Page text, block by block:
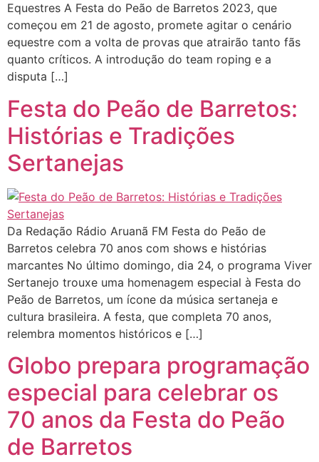
Equestres A Festa do Peão de Barretos 2023, que
começou em 21 de agosto, promete agitar o cenário
equestre com a volta de provas que atrairão tanto fãs
quanto críticos. A introdução do team roping e a
disputa […]
Festa do Peão de Barretos:
Histórias e Tradições
Sertanejas
Da Redação Rádio Aruanã FM Festa do Peão de
Barretos celebra 70 anos com shows e histórias
marcantes No último domingo, dia 24, o programa Viver
Sertanejo trouxe uma homenagem especial à Festa do
Peão de Barretos, um ícone da música sertaneja e
cultura brasileira. A festa, que completa 70 anos,
relembra momentos históricos e […]
Globo prepara programação
especial para celebrar os
70 anos da Festa do Peão
de Barretos